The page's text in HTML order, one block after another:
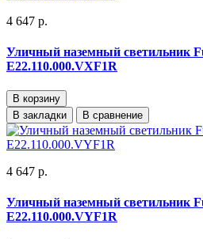
4 647 р.
Уличный наземный светильник
E22.110.000.VXF1R
В корзину
В закладки
В сравнение
4 647 р.
Уличный наземный светильник
E22.110.000.VYF1R